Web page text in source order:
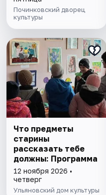
Починковский дворец
культуры
Что предметы
старины
рассказать тебе
должны: Программа
12 ноября 2026 •
четверг
Ульяновский дом культуры